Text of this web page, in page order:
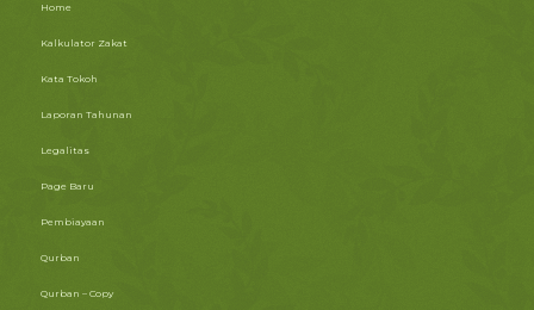
Home
Kalkulator Zakat
Kata Tokoh
Laporan Tahunan
Legalitas
Page Baru
Pembiayaan
Qurban
Qurban – Copy